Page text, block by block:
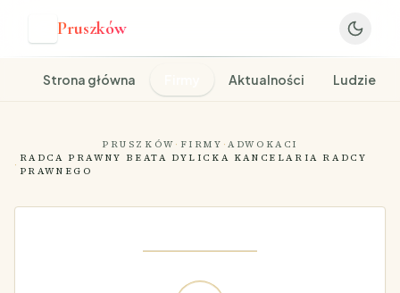
Pruszków
Strona główna Aktualności Ludzie
PRUSZKÓW · FIRMY ·ADWOKACI
·
RADCA PRAWNY BEATA DYLICKA KANCELARIA RADCY
PRAWNEGO